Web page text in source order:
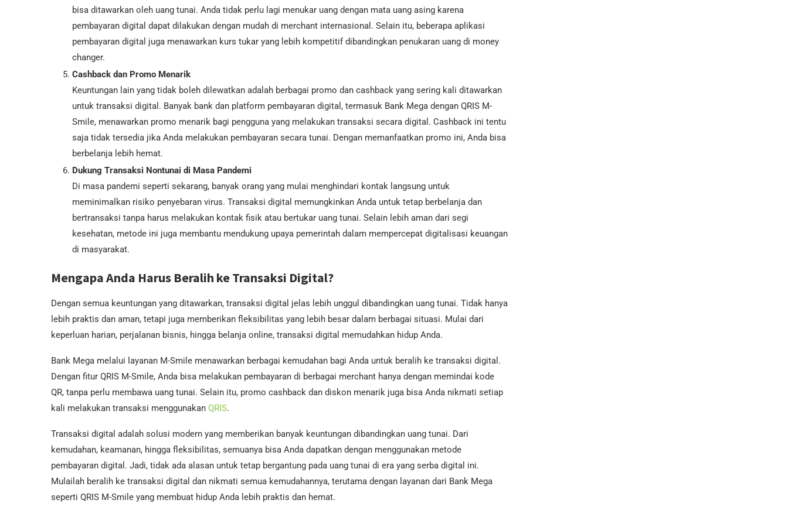
bisa ditawarkan oleh uang tunai. Anda tidak perlu lagi menukar uang dengan mata uang asing karena
pembayaran digital dapat dilakukan dengan mudah di merchant internasional. Selain itu, beberapa aplikasi
pembayaran digital juga menawarkan kurs tukar yang lebih kompetitif dibandingkan penukaran uang di money
changer.
Cashback dan Promo Menarik
Keuntungan lain yang tidak boleh dilewatkan adalah berbagai promo dan cashback yang sering kali ditawarkan
untuk transaksi digital. Banyak bank dan platform pembayaran digital, termasuk Bank Mega dengan QRIS M-
Smile, menawarkan promo menarik bagi pengguna yang melakukan transaksi secara digital. Cashback ini tentu
saja tidak tersedia jika Anda melakukan pembayaran secara tunai. Dengan memanfaatkan promo ini, Anda bisa
berbelanja lebih hemat.
Dukung Transaksi Nontunai di Masa Pandemi
Di masa pandemi seperti sekarang, banyak orang yang mulai menghindari kontak langsung untuk
meminimalkan risiko penyebaran virus. Transaksi digital memungkinkan Anda untuk tetap berbelanja dan
bertransaksi tanpa harus melakukan kontak fisik atau bertukar uang tunai. Selain lebih aman dari segi
kesehatan, metode ini juga membantu mendukung upaya pemerintah dalam mempercepat digitalisasi keuangan
di masyarakat.
Mengapa Anda Harus Beralih ke Transaksi Digital?
Dengan semua keuntungan yang ditawarkan, transaksi digital jelas lebih unggul dibandingkan uang tunai. Tidak hanya
lebih praktis dan aman, tetapi juga memberikan fleksibilitas yang lebih besar dalam berbagai situasi. Mulai dari
keperluan harian, perjalanan bisnis, hingga belanja online, transaksi digital memudahkan hidup Anda.
Bank Mega melalui layanan M-Smile menawarkan berbagai kemudahan bagi Anda untuk beralih ke transaksi digital.
Dengan fitur QRIS M-Smile, Anda bisa melakukan pembayaran di berbagai merchant hanya dengan memindai kode
QR, tanpa perlu membawa uang tunai. Selain itu, promo cashback dan diskon menarik juga bisa Anda nikmati setiap
kali melakukan transaksi menggunakan QRIS.
Transaksi digital adalah solusi modern yang memberikan banyak keuntungan dibandingkan uang tunai. Dari
kemudahan, keamanan, hingga fleksibilitas, semuanya bisa Anda dapatkan dengan menggunakan metode
pembayaran digital. Jadi, tidak ada alasan untuk tetap bergantung pada uang tunai di era yang serba digital ini.
Mulailah beralih ke transaksi digital dan nikmati semua kemudahannya, terutama dengan layanan dari Bank Mega
seperti QRIS M-Smile yang membuat hidup Anda lebih praktis dan hemat.